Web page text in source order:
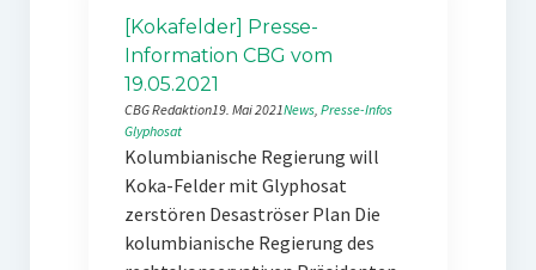
[Kokafelder] Presse-
Information CBG vom
19.05.2021
CBG Redaktion19. Mai 2021News, Presse-Infos
Glyphosat
Kolumbianische Regierung will
Koka-Felder mit Glyphosat
zerstören Desaströser Plan Die
kolumbianische Regierung des